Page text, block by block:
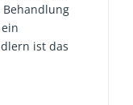
ist das